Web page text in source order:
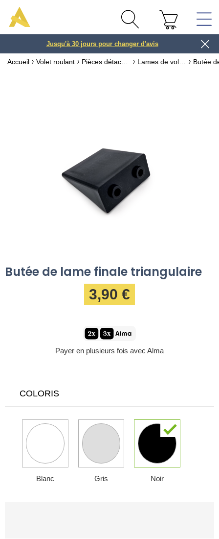
3 ou 4x
Jusqu'à 30 jours pour changer d'avis
Accueil Volet roulant
Butée de lame finale triangulaire
3,90 €
Payer en plusieurs fois avec Alma
COLORIS
Blanc Gris Noir